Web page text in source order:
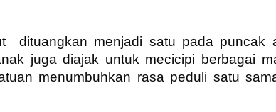
dituangkan menjadi satu pada puncak
juga diajak untuk mecicipi berbagai
menumbuhkan rasa peduli satu